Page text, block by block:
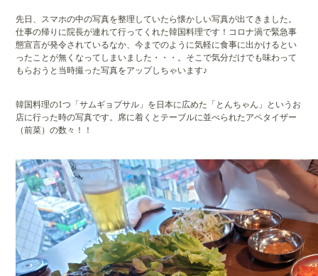
先日、スマホの中の写真を整理していたら懐かしい写真が出てきました。
仕事の帰りに院長が連れて行ってくれた韓国料理です！コロナ渦で緊急事
態宣言が発令されているなか、今までのように気軽に食事に出かけるとい
ったことが無くなってしまいました・・・。そこで気分だけでも味わって
もらおうと当時撮った写真をアップしちゃいます♪
韓国料理の1つ「サムギョプサル」を日本に広めた「とんちゃん」というお
店に行った時の写真です。席に着くとテーブルに並べられたアペタイザー
（前菜）の数々！！